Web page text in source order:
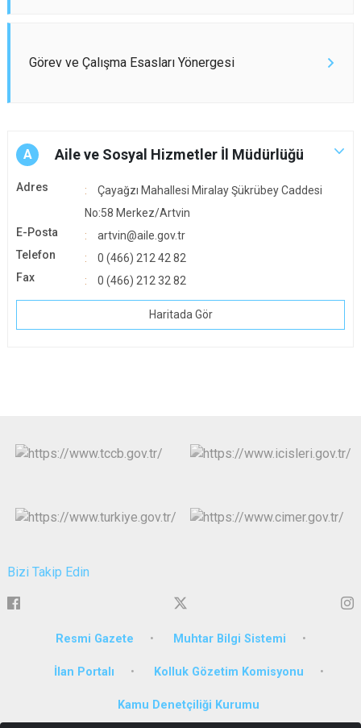
Görev ve Çalışma Esasları Yönergesi
A Aile ve Sosyal Hizmetler İl Müdürlüğü
Adres
Çayağzı Mahallesi Miralay Şükrübey Caddesi
No:58 Merkez/Artvin
E-Posta
artvin@aile.gov.tr
Telefon
0 (466) 212 42 82
Fax
0 (466) 212 32 82
Haritada Gör
Bizi Takip Edin
Resmi Gazete Muhtar Bilgi Sistemi
İlan Portalı Kolluk Gözetim Komisyonu
Kamu Denetçiliği Kurumu